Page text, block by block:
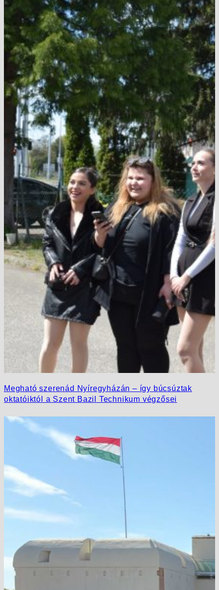
Megható szerenád Nyíregyházán – így búcsúztak
oktatóiktól a Szent Bazil Technikum végzősei